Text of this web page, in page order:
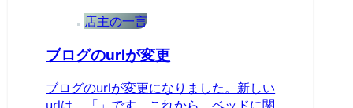
店主の一言
ブログのurlが変更
ブログのurlが変更になりました。新しい